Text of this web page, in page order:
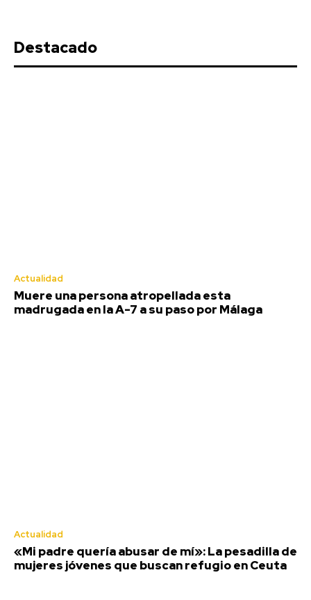
Destacado
Actualidad
Muere una persona atropellada esta
madrugada en la A-7 a su paso por Málaga
Actualidad
«Mi padre quería abusar de mí»: La pesadilla de
mujeres jóvenes que buscan refugio en Ceuta